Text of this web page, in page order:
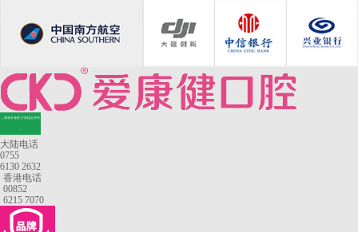
—香港长者医疗券指定牙科
大陆电话
0755
6130 2632
香港电话
00852
6215 7070